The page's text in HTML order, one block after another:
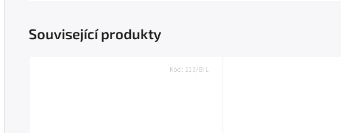
Související produkty
Kód: 213/BIL